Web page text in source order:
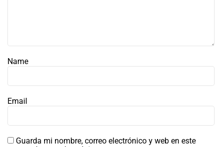
Name
Email
Guarda mi nombre, correo electrónico y web en este